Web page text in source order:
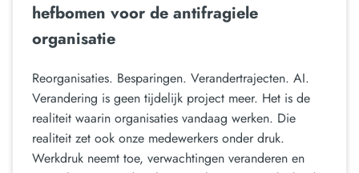
hefbomen voor de antifragiele
organisatie
Reorganisaties. Besparingen. Verandertrajecten. AI.
Verandering is geen tijdelijk project meer. Het is de
realiteit waarin organisaties vandaag werken. Die
realiteit zet ook onze medewerkers onder druk.
Werkdruk neemt toe, verwachtingen veranderen en